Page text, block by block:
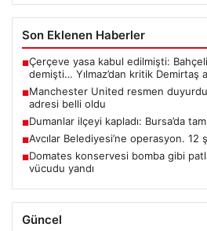
Son Eklenen Haberler
■Çerçeve yasa kabul edilmişti: Bahçeli
demişti… Yılmaz’dan kritik Demirtaş
■Manchester United resmen duyurdu!
adresi belli oldu
■Dumanlar ilçeyi kapladı: Bursa’da
■Avcılar Belediyesi’ne operasyon. 12
■Domates konservesi bomba gibi
vücudu yandı
Güncel